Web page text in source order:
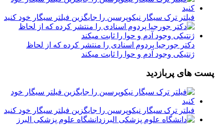
فیلتر ترک سیگار نیکوپرسین را جایگزین فیلتر سیگار خود کنید
دکتر جورجیا پردوم اسنادی را منتشر کرده که از لحاظ
ژنتیکی وجود آدم و حوا را ثابت میکند
پست های پربازدید
فیلتر ترک سیگار نیکوپرسین را جایگزین فیلتر سیگار خود کنید
دانشگاه علوم پزشکی البرز